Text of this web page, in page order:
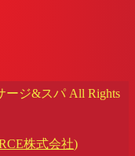
ージ&スパ All Rights
株式会社)